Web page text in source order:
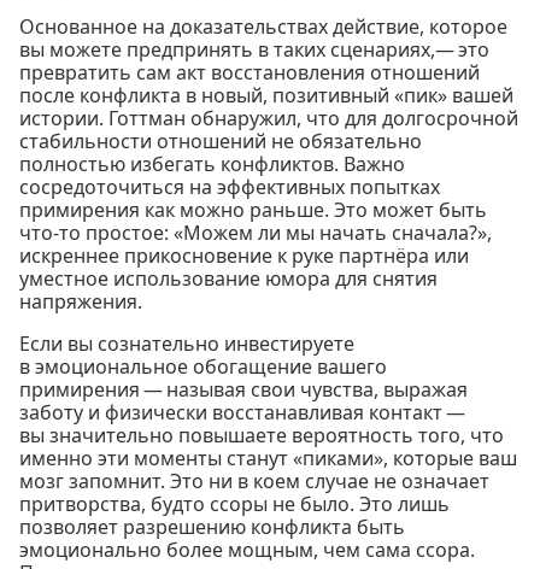
Основанное на доказательствах действие, которое
вы можете предпринять в таких сценариях,— это
превратить сам акт восстановления отношений
после конфликта в новый, позитивный «пик» вашей
истории. Готтман обнаружил, что для долгосрочной
стабильности отношений не обязательно
полностью избегать конфликтов. Важно
сосредоточиться на эффективных попытках
примирения как можно раньше. Это может быть
что-то простое: «Можем ли мы начать сначала?»,
искреннее прикосновение к руке партнёра или
уместное использование юмора для снятия
напряжения.
Если вы сознательно инвестируете
в эмоциональное обогащение вашего
примирения — называя свои чувства, выражая
заботу и физически восстанавливая контакт —
вы значительно повышаете вероятность того, что
именно эти моменты станут «пиками», которые ваш
мозг запомнит. Это ни в коем случае не означает
притворства, будто ссоры не было. Это лишь
позволяет разрешению конфликта быть
эмоционально более мощным, чем сама ссора.